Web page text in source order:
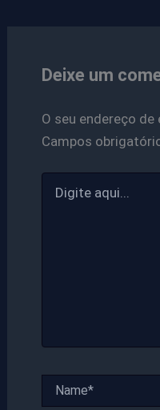
Deixe um
O seu endereço de
Campos
aqui...